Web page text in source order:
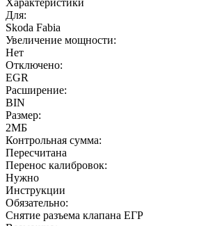
Для:
Skoda Fabia
Увеличение мощности:
Нет
Отключено:
EGR
Расширение:
BIN
Размер:
2МБ
Контрольная сумма:
Пересчитана
Перенос калибровок:
Нужно
Инструкции
Обязательно:
Снятие разъема клапана ЕГР